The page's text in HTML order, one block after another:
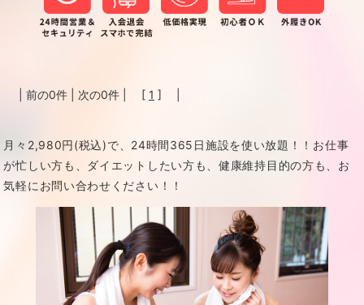
| 前の0件 | 次の0件 | [ 1 ] |
月々2,980円(税込)で、24時間365日施設を使い放題！！ お仕事
が忙しい方も、ダイエットしたい方も、健康維持目的の方も、お
気軽にお問い合わせください！！